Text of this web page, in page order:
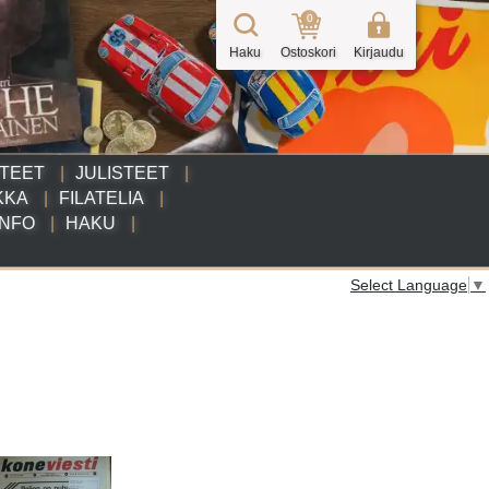
JULISTEET
FILATELIA
HAKU
Haku
0
Ostoskori Kirjaudu
Select Language ▼